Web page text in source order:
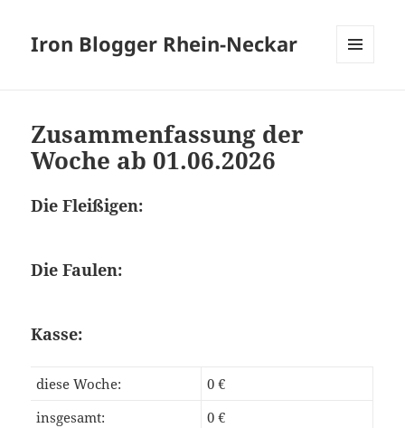
Iron Blogger Rhein-Neckar
Zusammenfassung der
Woche ab 01.06.2026
Die Fleißigen:
Die Faulen:
Kasse:
diese Woche:
0 €
insgesamt:
0 €